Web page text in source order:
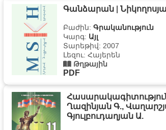
Գանձարան|
Բաժին: Գրականություն
Կարգ: Այլ
Տարեթիվ: 2007
Լեզու: Հայերեն
Թղթային
PDF
Ղազինյան Գ.,
Գյուլբուդաղյան Ա.